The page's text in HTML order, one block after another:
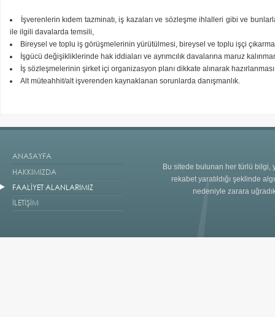
İşverenlerin kıdem tazminatı, iş kazaları ve sözleşme ihlalleri gibi ve
ile ilgili davalarda temsili,
Bireysel ve toplu iş görüşmelerinin yürütülmesi, bireysel ve toplu işçi
İşgücü değişikliklerinde hak iddiaları ve ayrımcılık davalarına maruz
İş sözleşmelerinin şirket içi organizasyon planı dikkate alınarak
Alt müteahhit/alt işverenden kaynaklanan sorunlarda danışmanlık.
ANASAYFA
HAKKIMIZDA
FAALİYET ALANLARIMIZ
İLETİŞİM
Bu sitede bulunan her türlü bilgi,
rekabet yaratıldığı şeklinde
nedeniyle zarara